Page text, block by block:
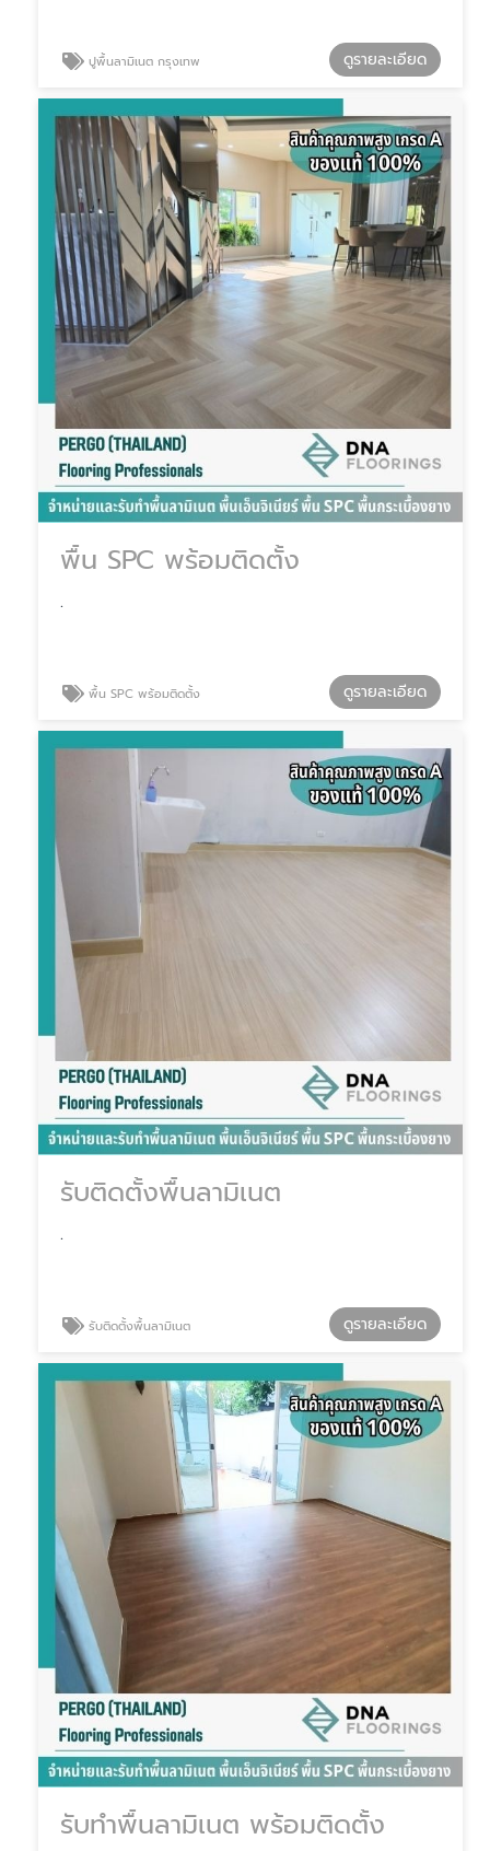
ปูพื้นลามิเนต กรุงเทพ ดูรายละเอียด
พื้น SPC พร้อมติดตั้ง
.
พื้น SPC พร้อมติดตั้ง ดูรายละเอียด
รับติดตั้งพื้นลามิเนต
.
รับติดตั้งพื้นลามิเนต ดูรายละเอียด
รับทำพื้นลามิเนต พร้อมติดตั้ง